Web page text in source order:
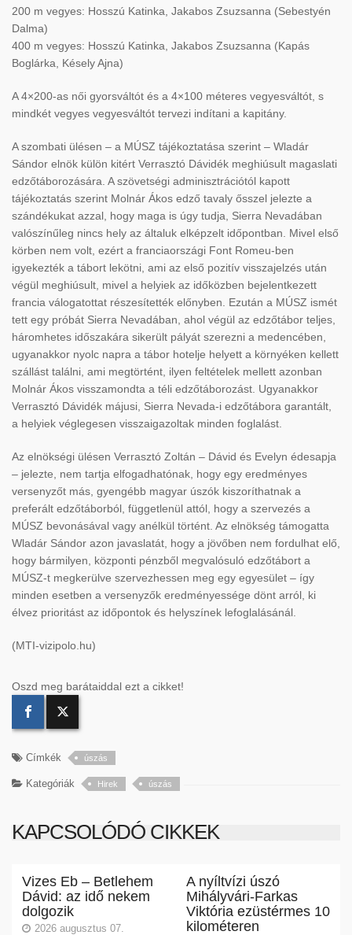
200 m vegyes: Hosszú Katinka, Jakabos Zsuzsanna (Sebestyén
Dalma)
400 m vegyes: Hosszú Katinka, Jakabos Zsuzsanna (Kapás
Boglárka, Késely Ajna)
A 4×200-as női gyorsváltót és a 4×100 méteres vegyesváltót, s
mindkét vegyes vegyesváltót tervezi indítani a kapitány.
A szombati ülésen – a MÚSZ tájékoztatása szerint – Wladár
Sándor elnök külön kitért Verrasztó Dávidék meghiúsult magaslati
edzőtáborozására. A szövetségi adminisztrációtól kapott
tájékoztatás szerint Molnár Ákos edző tavaly ősszel jelezte a
szándékukat azzal, hogy maga is úgy tudja, Sierra Nevadában
valószínűleg nincs hely az általuk elképzelt időpontban. Mivel első
körben nem volt, ezért a franciaországi Font Romeu-ben
igyekezték a tábort lekötni, ami az első pozitív visszajelzés után
végül meghiúsult, mivel a helyiek az időközben bejelentkezett
francia válogatottat részesítették előnyben. Ezután a MÚSZ ismét
tett egy próbát Sierra Nevadában, ahol végül az edzőtábor teljes,
háromhetes időszakára sikerült pályát szerezni a medencében,
ugyanakkor nyolc napra a tábor hotelje helyett a környéken kellett
szállást találni, ami megtörtént, ilyen feltételek mellett azonban
Molnár Ákos visszamondta a téli edzőtáborozást. Ugyanakkor
Verrasztó Dávidék májusi, Sierra Nevada-i edzőtábora garantált,
a helyiek véglegesen visszaigazoltak minden foglalást.
Az elnökségi ülésen Verrasztó Zoltán – Dávid és Evelyn édesapja
– jelezte, nem tartja elfogadhatónak, hogy egy eredményes
versenyzőt más, gyengébb magyar úszók kiszoríthatnak a
preferált edzőtáborból, függetlenül attól, hogy a szervezés a
MÚSZ bevonásával vagy anélkül történt. Az elnökség támogatta
Wladár Sándor azon javaslatát, hogy a jövőben nem fordulhat elő,
hogy bármilyen, központi pénzből megvalósuló edzőtábort a
MÚSZ-t megkerülve szervezhessen meg egy egyesület – így
minden esetben a versenyzők eredményessége dönt arról, ki
élvez prioritást az időpontok és helyszínek lefoglalásánál.
(MTI-vizipolo.hu)
Oszd meg barátaiddal ezt a cikket!
Címkék úszás
Kategóriák Hirek úszás
KAPCSOLÓDÓ CIKKEK
Vizes Eb – Betlehem
Dávid: az idő nekem
dolgozik
2026 augusztus 07.
A nyíltvízi úszó
Mihályvári-Farkas
Viktória ezüstérmes 10
kilométeren